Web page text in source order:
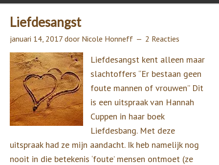
Liefdesangst
januari 14, 2017 door Nicole Honneff 2 Reacties
Liefdesangst kent alleen maar
slachtoffers “Er bestaan geen
foute mannen of vrouwen” Dit
is een uitspraak van Hannah
Cuppen in haar boek
Liefdesbang. Met deze
uitspraak had ze mijn aandacht. Ik heb namelijk nog
nooit in die betekenis ‘foute’ mensen ontmoet (ze